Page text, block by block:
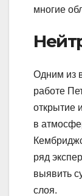
многие
Одним из
работе
открытие
в
ряд
выявить
слоя.